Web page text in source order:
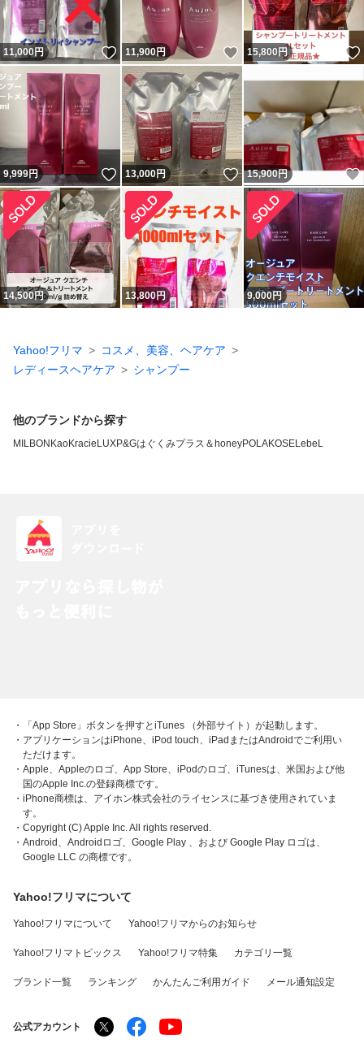
11,000円 いいね！
11,900円 いいね！
15,800 円
9,999円 いいね！
13,000円 いいね！
15,900円
14,500円 13,800円 9,000円
Yahoo!フリマ
コスメ、美容、ヘアケア
レディースヘアケア
シャンプー
他のブランドから探す
MILBON KaoKracie LUXP&Gはぐくみプラス ＆honeyPOLAKOSELebeL
・「App Store」ボタンを押すとiTunes （外部サイト）が起動します。
・アプリケーションはiPhone、iPod touch、iPadまたはAndroidでご利用い
ただけます。
・Apple、Appleのロゴ、App Store、iPodのロゴ、iTunesは、米国および他
国のApple Inc.の登録商標です。
・iPhone商標は、アイホン株式会社のライセンスに基づき使用されていま
す。
・Copyright (C) Apple Inc. All rights reserved.
・Android、Androidロゴ、Google Play 、および Google Play ロゴは、
Google LLC の商標です。
Yahoo!フリマについて
Yahoo!フリマについて Yahoo!フリマからのお知らせ
Yahoo!フリマトピックス Yahoo!フリマ特集 カテゴリ一覧
ブランド一覧 ランキング かんたんご利用ガイド メール通知設定
公式アカウント